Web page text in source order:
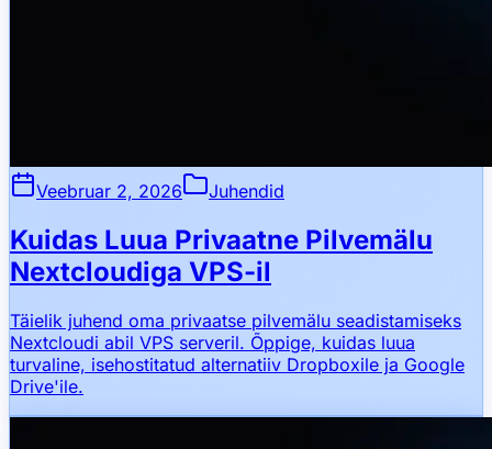
Veebruar 2, 2026 Juhendid
Kuidas Luua Privaatne Pilvemälu
Nextcloudiga VPS-il
Täielik juhend oma privaatse pilvemälu seadistamiseks
Nextcloudi abil VPS serveril. Õppige, kuidas luua
turvaline, isehostitatud alternatiiv Dropboxile ja Google
Drive'ile.